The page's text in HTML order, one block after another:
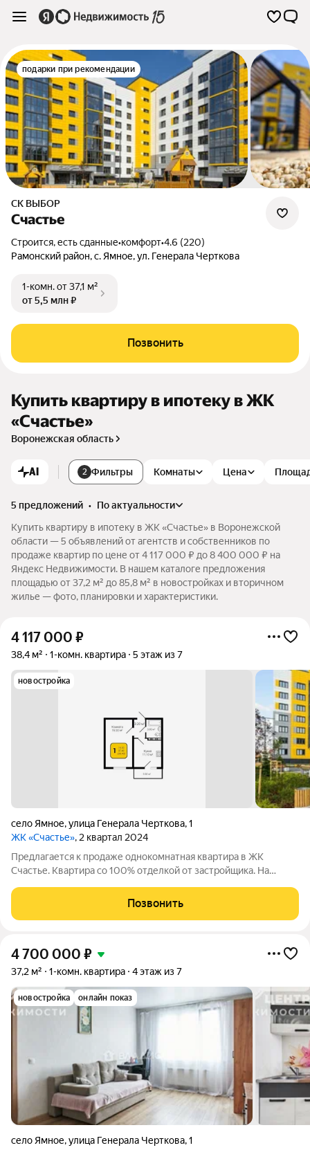
подарки при рекомендации
СК ВЫБОР
Счастье
Строится, есть сданные•комфорт•4.6 (220)
Рамонский район,с. Ямное,ул. Генерала Черткова
1-комн.от 37,1 м²
от 5,5 млн ₽
Позвонить
Купить квартиру в ипотеку в ЖК
«Счастье»
Воронежская область
AI 2 Фильтры Комнаты Цена
5 предложений •
по актуальности
Купить квартиру в ипотеку в ЖК «Счастье» в Воронежской
области — 5 объявлений от агентств и собственников по
продаже квартир по цене от 4 117 000 ₽ до 8 400 000 ₽ на
Яндекс Недвижимости. В нашем каталоге предложения
площадью от 37,2 м² до 85,8 м² в новостройках и вторичном
жилье — фото, планировки и характеристики.
4 117 000 ₽
38,4 м² 1-комн. квартира 5 этаж из 7
новостройка
село Ямное,улица Генерала Черткова,1
ЖК «Счастье», 2 квартал 2024
Предлагается к продаже однокомнатная квартира в ЖК
Счастье. Квартира со 100% отделкой от застройщика. На
парковочные места для жителей и гостей. Рядом с домом
расположен лесной массив,
Позвонить
4 700 000 ₽
37,2 м² 1-комн. квартира 4 этаж из 7
новостройка онлайн показ
село Ямное,улица Генерала Черткова,1